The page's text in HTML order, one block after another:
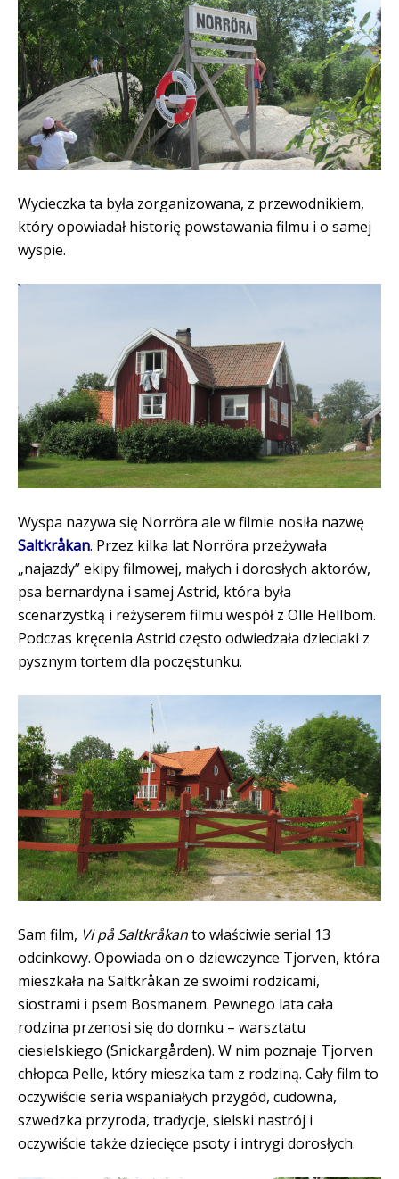
Wycieczka ta była zorganizowana, z przewodnikiem,
który opowiadał historię powstawania filmu i o samej
wyspie.
Wyspa nazywa się Norröra ale w filmie nosiła nazwę
Saltkråkan. Przez kilka lat Norröra przeżywała
„najazdy” ekipy filmowej, małych i dorosłych aktorów,
psa bernardyna i samej Astrid, która była
scenarzystką i reżyserem filmu wespół z Olle Hellbom.
Podczas kręcenia Astrid często odwiedzała dzieciaki z
pysznym tortem dla poczęstunku.
Sam film, Vi på Saltkråkanto właściwie serial 13
odcinkowy. Opowiada on o dziewczynce Tjorven, która
mieszkała na Saltkråkan ze swoimi rodzicami,
siostrami i psem Bosmanem. Pewnego lata cała
rodzina przenosi się do domku – warsztatu
ciesielskiego (Snickargården). W nim poznaje Tjorven
chłopca Pelle, który mieszka tam z rodziną. Cały film to
oczywiście seria wspaniałych przygód, cudowna,
szwedzka przyroda, tradycje, sielski nastrój i
oczywiście także dziecięce psoty i intrygi dorosłych.